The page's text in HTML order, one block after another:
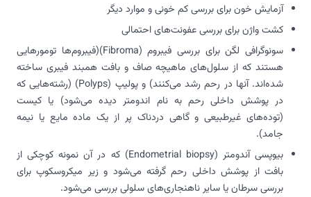
‌آزمایش خون برای بررسی کم خونی و موارد دیگر
کشت واژن برای بررسی عفونت‌های احتمالی
سونوگرافی لگن برای بررسی فیبروم (Fibroma)(فیبروم‌ها تومورهایی
هستند که از سلول‌های ماهیچه صاف و بافت همبند فیبری ساخته
شده‌اند. آنها در رحم رشد می‌کنند) و پولیپ (Polyps) (رشته‌هایی که
در پوشش داخلی رحم به نام اندومتر دیده می‌شود) یا کیست
(توده‌های غیرطبیعی و گاهی دردناک پر از یک ماده مایع یا نیمه
جامد).
بیوپسی آندومتر (Endometrial biopsy) که در آن نمونه کوچکی از
بافت از پوشش داخلی رحم گرفته می‌شود و زیر میکروسکوپ برای
بررسی سرطان یا سایر ناهنجاری‌های سلولی بررسی می‌شود.